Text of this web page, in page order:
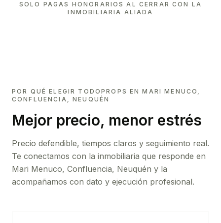
SOLO PAGAS HONORARIOS AL CERRAR CON LA
INMOBILIARIA ALIADA
POR QUÉ ELEGIR TODOPROPS ENMARI MENUCO,
CONFLUENCIA, NEUQUÉN
Mejor precio, menor estrés
Precio defendible, tiempos claros y seguimiento real.
Te conectamos con la inmobiliaria que responde en
Mari Menuco, Confluencia, Neuquén y la
acompañamos con dato y ejecución profesional.